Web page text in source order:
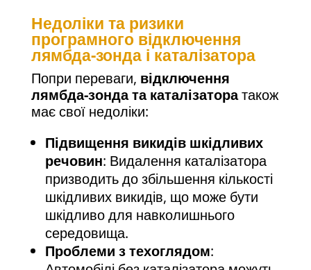
Недоліки та ризики
програмного відключення
лямбда-зонда і каталізатора
Попри переваги, відключення
лямбда-зонда та каталізаторатакож
має свої недоліки:
Підвищення викидів шкідливих
речовин: Видалення каталізатора
призводить до збільшення кількості
шкідливих викидів, що може бути
шкідливо для навколишнього
середовища.
Проблеми з техоглядом: